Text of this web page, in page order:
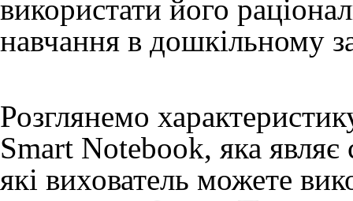
використати його
навчання в дошкільному
Розглянемо
Smart Notebook, яка
які вихователь можете